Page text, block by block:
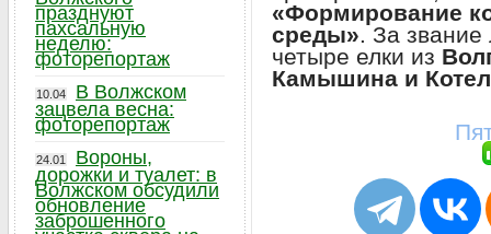
«Формирование
среды». За
четыре елки из
Камышина и
празднуют
пахсальную
неделю:
фоторепортаж
10.04
В Волжском
зацвела весна:
фоторепортаж
24.01
Вороны,
дорожки и туалет: в
Волжском обсудили
обновление
заброшенного